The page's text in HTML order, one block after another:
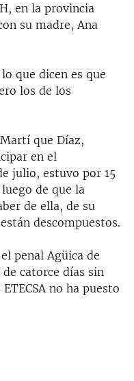
en la provincia
su madre, Ana
que dicen es que
los de los
que Díaz,
en el
julio, estuvo por 15
de que la
de ella, de su
descompuestos.
penal Agüica de
catorce días sin
no ha puesto